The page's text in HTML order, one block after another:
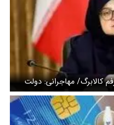
جزئیات جدید درباره افزایش رفم کالابرگ/ مهاجرانی: دولت
افزایش دهد